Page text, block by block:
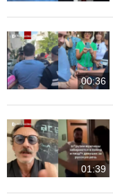
00:36
01:39